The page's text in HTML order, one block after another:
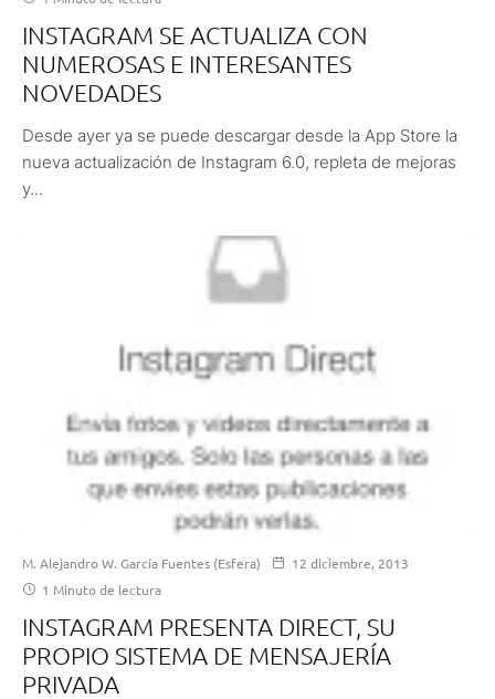
INSTAGRAM SE ACTUALIZA CON
NUMEROSAS E INTERESANTES
NOVEDADES
Desde ayer ya se puede descargar desde la App Store la
nueva actualización de Instagram 6.0, repleta de mejoras
y...
M. Alejandro W. García Fuentes (Esfera)
12 diciembre, 2013
1 Minuto de lectura
INSTAGRAM PRESENTA DIRECT, SU
PROPIO SISTEMA DE MENSAJERÍA
PRIVADA